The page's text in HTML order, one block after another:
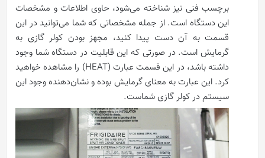
برچسب فنی نیز شناخته می‌شود، حاوی اطلاعات و مشخصات
این دستگاه است. از جمله مشخصاتی که شما می‌توانید در این
قسمت به آن دست پیدا کنید، مجهز بودن کولر گازی به
گرمایش است. در صورتی که این قابلیت در دستگاه شما وجود
داشته باشد، در این قسمت عبارت (HEAT) را مشاهده خواهید
کرد. این عبارت به معنای گرمایش بوده و نشان‌دهنده وجود این
سیستم در کولر گازی شماست.